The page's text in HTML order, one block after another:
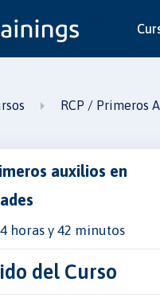
RCP / Primeros
auxilios en
horas y 42 minutos
del Curso